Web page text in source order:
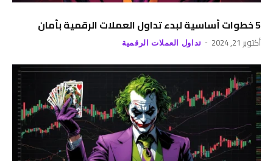
5 خطوات أساسية لبدء تداول العملات الرقمية بأمان
أكتوبر 21, 2024 تداول العملات الرقمية